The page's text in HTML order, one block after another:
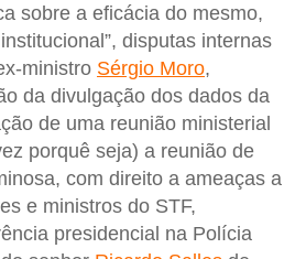
sobre a eficácia do mesmo,
disputas internas
ministro Sérgio Moro,
da divulgação dos dados da
de uma reunião ministerial
porquê seja) a reunião de
com direito a ameaças a
e ministros do STF,
presidencial na Polícia